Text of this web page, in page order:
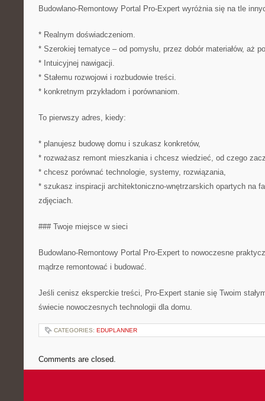
Budowlano-Remontowy Portal Pro-Expert wyróżnia się na tle
* Realnym doświadczeniom.
* Szerokiej tematyce – od pomysłu, przez dobór materiałów, aż
* Intuicyjnej nawigacji.
* Stałemu rozwojowi i rozbudowie treści.
* konkretnym przykładom i porównaniom.
To pierwszy adres, kiedy:
* planujesz budowę domu i szukasz konkretów,
* rozważasz remont mieszkania i chcesz wiedzieć, od czego
* chcesz porównać technologie, systemy, rozwiązania,
* szukasz inspiracji architektoniczno-wnętrzarskich opartych na
zdjęciach.
### Twoje miejsce w sieci
Budowlano-Remontowy Portal Pro-Expert to nowoczesne
mądrze remontować i budować.
Jeśli cenisz eksperckie treści, Pro-Expert stanie się Twoim
świecie nowoczesnych technologii dla domu.
CATEGORIES: EDUPLANNER
Comments are closed.